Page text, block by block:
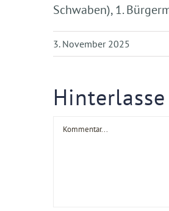
Schwaben), 1.
3. November 2025
Kommentar